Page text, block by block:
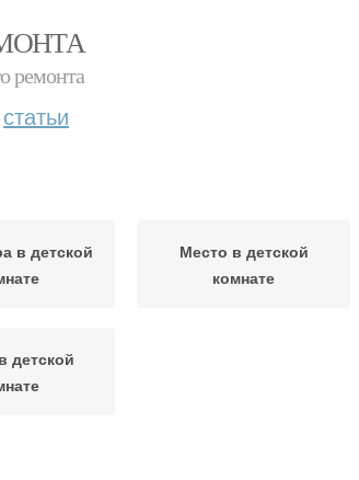
ремонта
статьи
в детской
Место в детской
комнате
детской